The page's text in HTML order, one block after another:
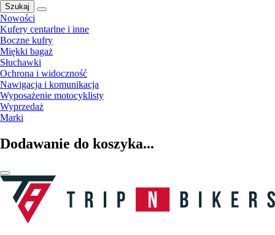
Szukaj
Nowości
Kufery centarlne i inne
Boczne kufry
Miękki bagaż
Słuchawki
Ochrona i widoczność
Nawigacja i komunikacja
Wyposażenie motocyklisty
Wyprzedaż
Marki
Dodawanie do koszyka...